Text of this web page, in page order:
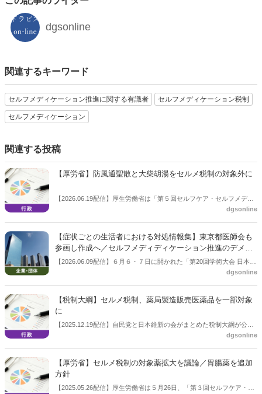
dgsonline
関連するキーワード
セルフメディケーション推進に関する有識者 セルフメディケーション税制
セルフメディケーション
関連する投稿
【厚労省】防風通聖散と大柴胡湯をセルメ税制の対象外に
【2026.06.19配信】厚生労働省は「第５回セルフケア・セルフメディ
ケーション推進に関する有識者検討会」を令和８年６月１５日〜令和
８年６月１９日まで非公開で開催し、このほど議事要旨を公開した。
税制の対象から除外する非スイッチＯＴＣ医薬品について議論し、防
風通聖散と大柴胡湯をセルメ税制の対象外にすることとした。
dgsonline
【症状ごとの生活者における対処情報集】東京都医師会も
参画し作成へ／セルフメディディケーション推進のデメリ
ット低減
【2026.06.09配信】６月６・７日に開かれた「第20回学術大会 日本ジ
ェネリック医薬品・バイオシミラー学会」で、「症状毎の生活者対処
情報集の構築・提供プロジェクト」が令和8年度「厚生労働科学特別
研究事業」の研究課題として採択されたことが報告された。
dgsonline
【税制大綱】セルメ税制、薬局製造販売医薬品を一部対象
に
【2025.12.19配信】自民党と日本維新の会がまとめた税制大綱が公表
された。セルフメディケーション税制について期限延長と対象の変更
等を記載。薬局製造販売医薬品についても、税制の対象となる一般用
医薬品等と同じ成分を有効成分として含有するものを対象に加える。
dgsonline
【厚労省】セルメ税制の対象薬拡大を議論／胃腸薬を追加
方針
【2025.05.26配信】厚生労働省は５月26日、「第３回セルフケア・セ